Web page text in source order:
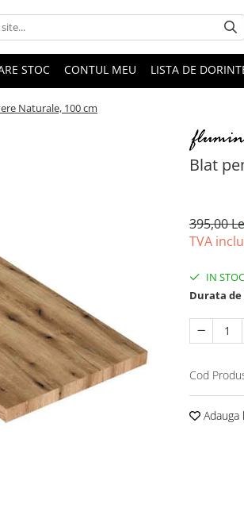
STOC CONTUL MEU LISTA DE
Naturale, 100 cm
Blat
395,00
TVA
IN STOC
Durata
Cod
Adauga